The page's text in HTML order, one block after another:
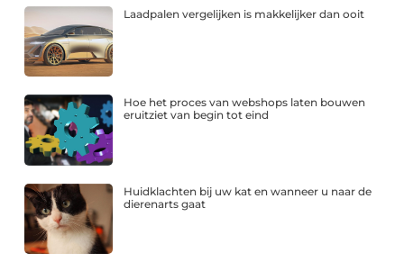
Laadpalen vergelijken is makkelijker dan ooit
Hoe het proces van webshops laten bouwen
eruitziet van begin tot eind
Huidklachten bij uw kat en wanneer u naar de
dierenarts gaat